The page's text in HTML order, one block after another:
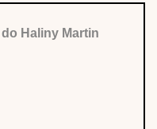
Haliny Martin